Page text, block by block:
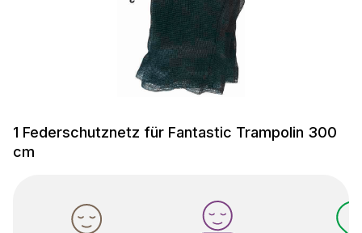
1 Federschutznetz für Fantastic Trampolin 300
cm